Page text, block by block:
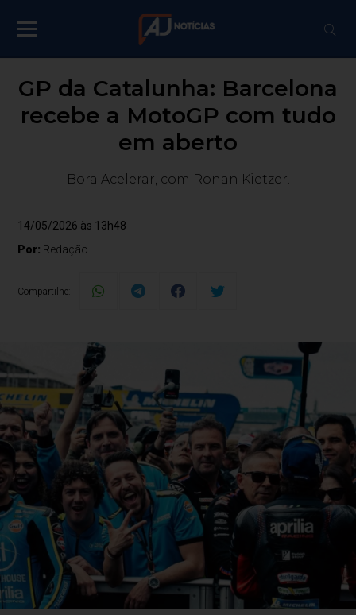
GP da Catalunha: Barcelona
recebe a MotoGP com tudo
em aberto
Bora Acelerar, com Ronan Kietzer.
14/05/2026 às 13h48
Por: Redação
Compartilhe: